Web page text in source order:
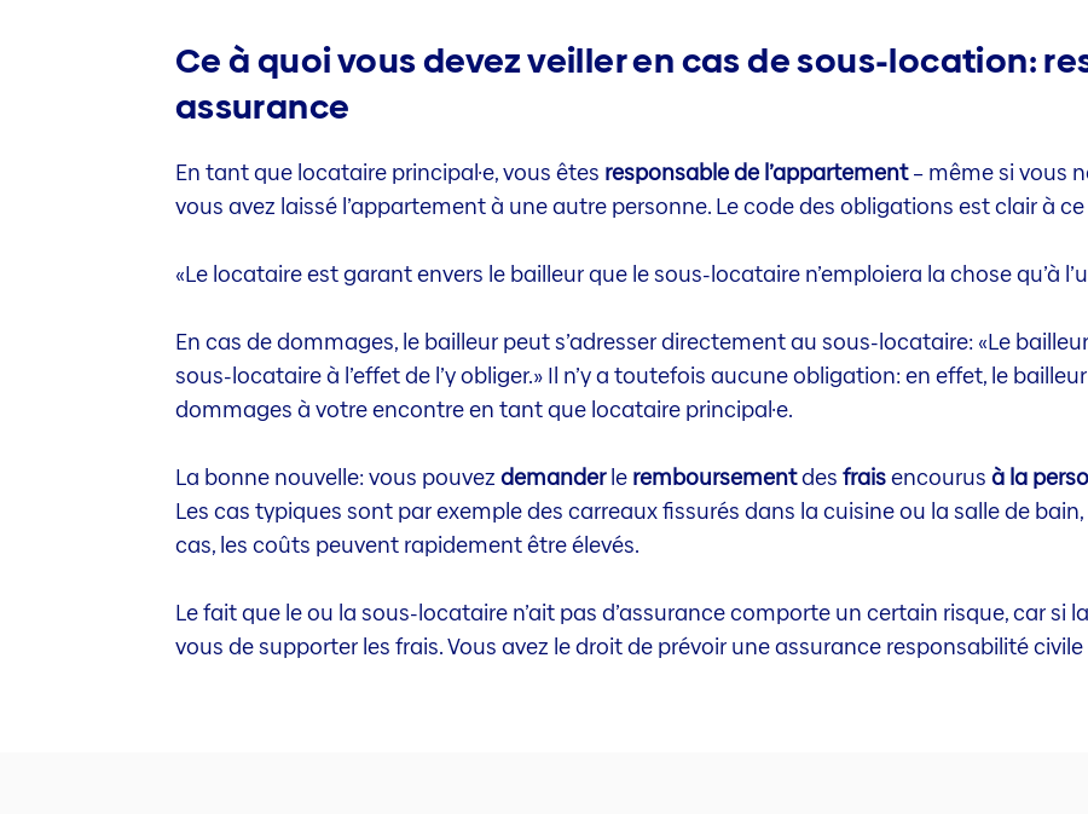
Ce à quoi vous devez veiller en cas de sous-location:
assurance
En tant que locataire principal·e, vous êtes responsable de l’appartement– même si vous
vous avez laissé l’appartement à une autre personne. Le code des obligations est clair à
«Le locataire est garant envers le bailleur que le sous-locataire n’emploiera la chose qu’à
En cas de dommages, le bailleur peut s’adresser directement au sous-locataire: «Le
sous-locataire à l’effet de l’y obliger.» Il n’y a toutefois aucune obligation: en effet, le
dommages à votre encontre en tant que locataire principal·e.
La bonne nouvelle: vous pouvez demanderle remboursementdes fraisencourus à la
Les cas typiques sont par exemple des carreaux fissurés dans la cuisine ou la salle de
cas, les coûts peuvent rapidement être élevés.
Le fait que le ou la sous-locataire n’ait pas d’assurance comporte un certain risque, car si
vous de supporter les frais. Vous avez le droit de prévoir une assurance responsabilité